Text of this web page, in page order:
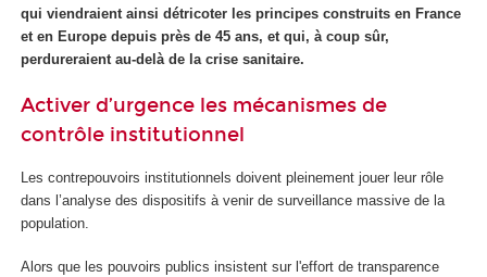
qui viendraient ainsi détricoter les principes construits en France
et en Europe depuis près de 45 ans, et qui, à coup sûr,
perdureraient au-delà de la crise sanitaire.
Activer d’urgence les mécanismes de
contrôle institutionnel
Les contrepouvoirs institutionnels doivent pleinement jouer leur rôle
dans l’analyse des dispositifs à venir de surveillance massive de la
population.
Alors que les pouvoirs publics insistent sur l'effort de transparence